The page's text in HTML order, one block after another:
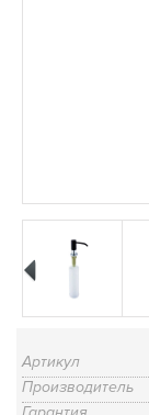
Артикул
Производитель